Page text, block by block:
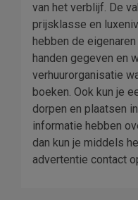
van het verblijf. De
prijsklasse en
hebben de
handen gegeven en
verhuurorganisatie
boeken. Ook kun je
dorpen en plaatsen
informatie hebben
dan kun je middels
advertentie contact